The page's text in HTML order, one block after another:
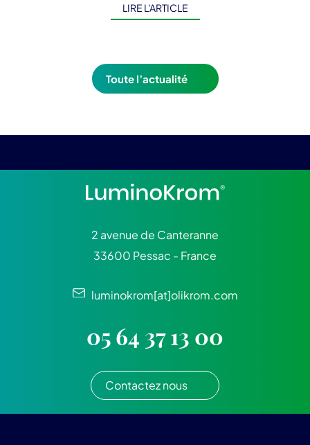
LIRE L'ARTICLE
Toute l’actualité
2 avenue de Canteranne
33600 Pessac - France
luminokrom[at]olikrom.com
05 64 37 13 00
Contactez nous